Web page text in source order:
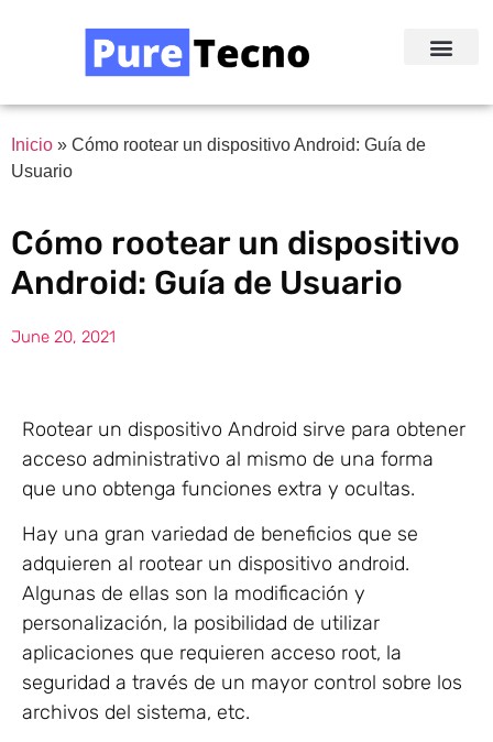
Inicio » Cómo rootear un dispositivo Android: Guía de
Usuario
Cómo rootear un dispositivo
Android: Guía de Usuario
June 20, 2021
Rootear un dispositivo Android sirve para obtener
acceso administrativo al mismo de una forma
que uno obtenga funciones extra y ocultas.
Hay una gran variedad de beneficios que se
adquieren al rootear un dispositivo android.
Algunas de ellas son la modificación y
personalización, la posibilidad de utilizar
aplicaciones que requieren acceso root, la
seguridad a través de un mayor control sobre los
archivos del sistema, etc.